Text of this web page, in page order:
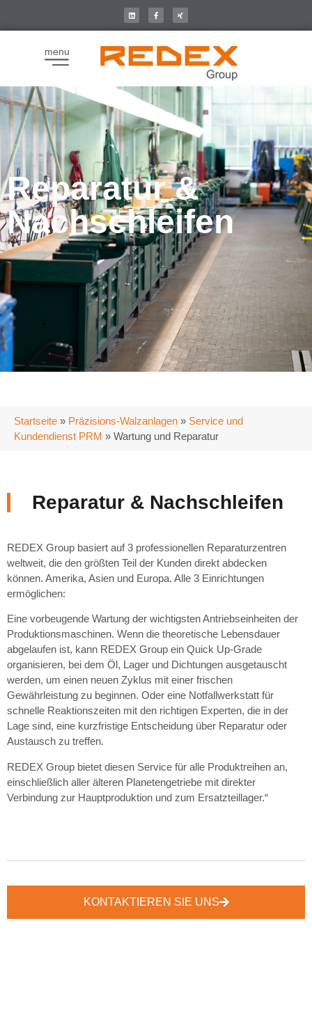
menu
Reparatur &
Nachschleifen
Startseite » Präzisions-Walzanlagen » Service und
Kundendienst PRM » Wartung und Reparatur
Reparatur & Nachschleifen
REDEX Group basiert auf 3 professionellen Reparaturzentren
weltweit, die den größten Teil der Kunden direkt abdecken
können. Amerika, Asien und Europa. Alle 3 Einrichtungen
ermöglichen:
Eine vorbeugende Wartung der wichtigsten Antriebseinheiten der
Produktionsmaschinen. Wenn die theoretische Lebensdauer
abgelaufen ist, kann REDEX Group ein Quick Up-Grade
organisieren, bei dem Öl, Lager und Dichtungen ausgetauscht
werden, um einen neuen Zyklus mit einer frischen
Gewährleistung zu beginnen. Oder eine Notfallwerkstatt für
schnelle Reaktionszeiten mit den richtigen Experten, die in der
Lage sind, eine kurzfristige Entscheidung über Reparatur oder
Austausch zu treffen.
REDEX Group bietet diesen Service für alle Produktreihen an,
einschließlich aller älteren Planetengetriebe mit direkter
Verbindung zur Hauptproduktion und zum Ersatzteillager.“
KONTAKTIEREN SIE UNS